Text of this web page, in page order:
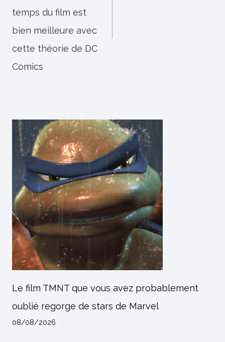
temps du film est
bien meilleure avec
cette théorie de DC
Comics
Le film TMNT que vous avez probablement
oublié regorge de stars de Marvel
08/08/2026